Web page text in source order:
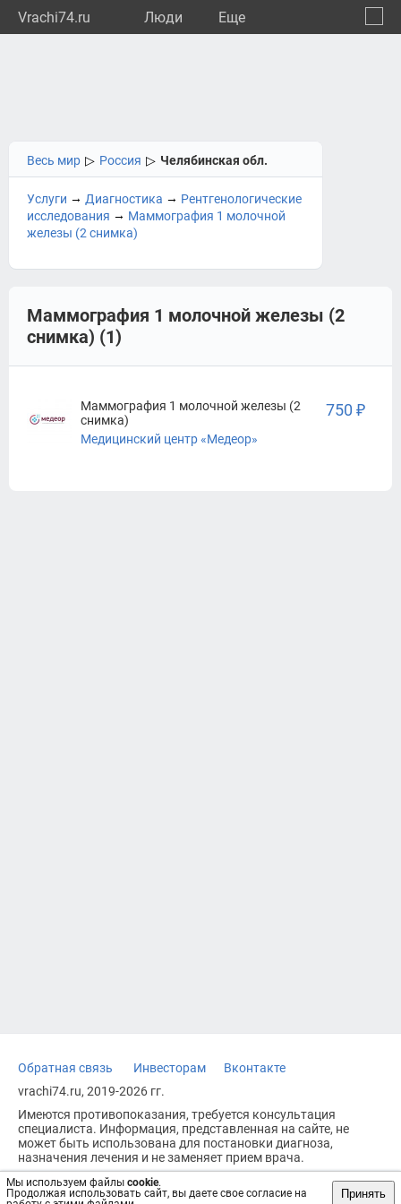
Vrachi74.ru Люди Eще
Мы используем файлы cookie.
Продолжая использовать сайт, вы даете свое согласие на
Принять
Весь мир ▷ Россия ▷ Челябинская обл.
Услуги → Диагностика → Рентгенологические
исследования → Маммография 1 молочной
железы (2 снимка)
Маммография 1 молочной железы (2
снимка) (1)
Маммография 1 молочной железы (2
снимка)
Медицинский центр «Медеор»
750 ₽
Обратная связь Инвесторам
Вконтакте
vrachi74.ru, 2019-2026 гг.
Имеются противопоказания, требуется консультация
специалиста. Информация, представленная на сайте, не
может быть использована для постановки диагноза,
назначения лечения и не заменяет прием врача.
Возрастное ограничение: 18+